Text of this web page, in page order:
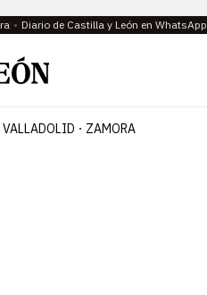
Diario de Castilla y León en WhatsApp
VALLADOLID ZAMORA